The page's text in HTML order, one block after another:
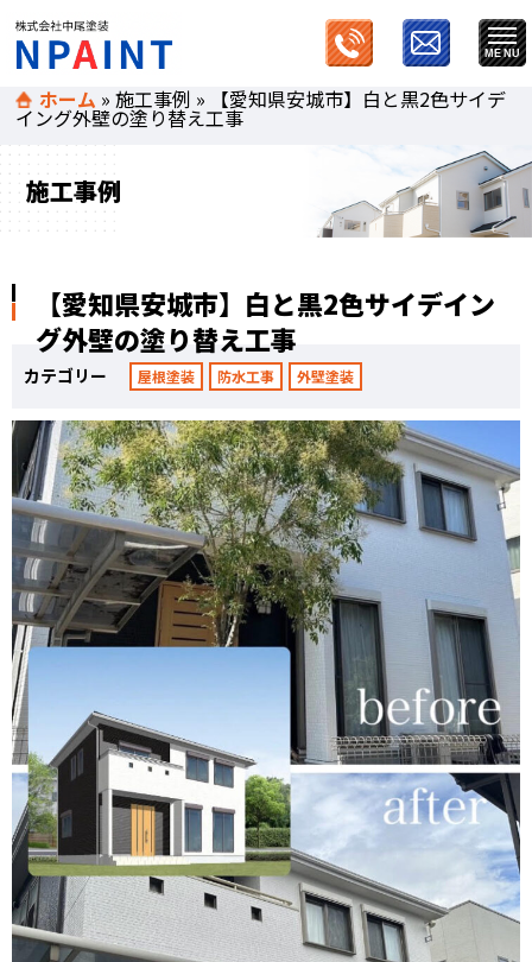
ホーム »施工事例 » 【愛知県安城市】白と黒2色サイデ
イング外壁の塗り替え工事
施工事例
【愛知県安城市】白と黒2色サイデイン
グ外壁の塗り替え工事
カテゴリー 屋根塗装 防水工事 外壁塗装